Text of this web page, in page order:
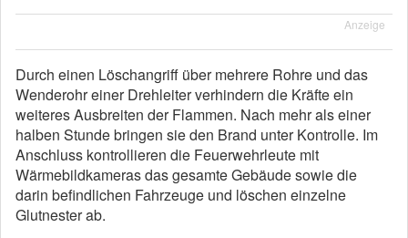
Anzeige
Durch einen Löschangriff über mehrere Rohre und das
Wenderohr einer Drehleiter verhindern die Kräfte ein
weiteres Ausbreiten der Flammen. Nach mehr als einer
halben Stunde bringen sie den Brand unter Kontrolle. Im
Anschluss kontrollieren die Feuerwehrleute mit
Wärmebildkameras das gesamte Gebäude sowie die
darin befindlichen Fahrzeuge und löschen einzelne
Glutnester ab.